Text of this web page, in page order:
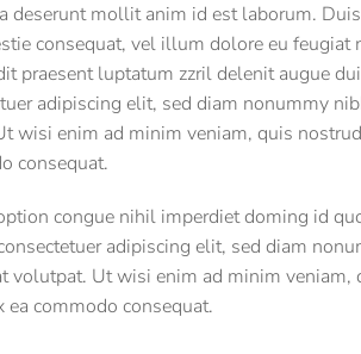
deserunt mollit anim id est laborum.
consequat, vel illum dolore eu feugiat
praesent luptatum zzril delenit augue
adipiscing elit, sed diam nonummy
wisi enim ad minim veniam, quis
consequat.
congue nihil imperdiet doming id
adipiscing elit, sed diam
volutpat. Ut wisi enim ad minim veniam,
commodo consequat.